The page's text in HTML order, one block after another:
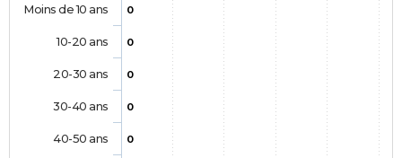
0
0
0
0
0
Moins de 10 ans
10-20 ans
20-30 ans
30-40 ans
40-50 ans